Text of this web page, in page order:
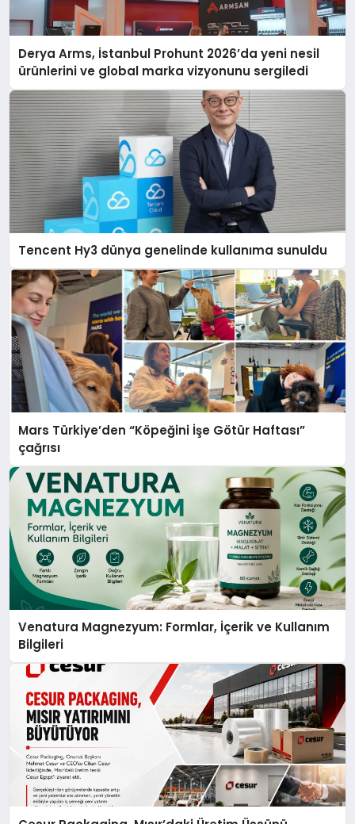
Derya Arms, İstanbul Prohunt 2026’da yeni nesil
ürünlerini ve global marka vizyonunu sergiledi
Tencent Hy3 dünya genelinde kullanıma sunuldu
Mars Türkiye’den “Köpeğini İşe Götür Haftası”
çağrısı
Venatura Magnezyum: Formlar, İçerik ve Kullanım
Bilgileri